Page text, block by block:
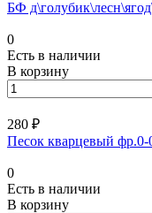
БФ
0
Есть в наличии
В корзину
280 ₽
Песок кварцевый фр.0-
0
Есть в наличии
В корзину